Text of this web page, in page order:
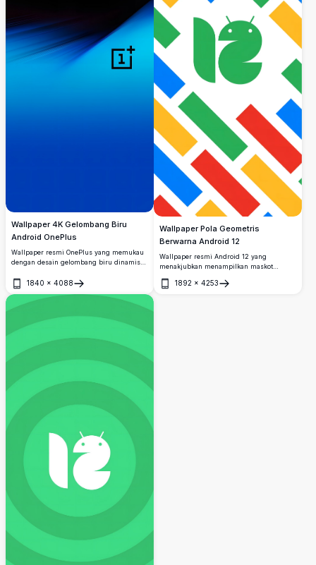
Wallpaper 4K Gelombang Biru
Android OnePlus
Wallpaper resmi OnePlus yang memukau
dengan desain gelombang biru dinamis
perangkat Android, wallpaper 4K
beresolusi tinggi ini menghadirkan
warna-warna cerah dan estetika modern
1840 × 4088
Buka
Wallpaper Pola Geometris
Berwarna Android 12
Wallpaper resmi Android 12 yang
menakjubkan menampilkan maskot
tengah garis diagonal berwarna cerah
1892 × 4253
Buka